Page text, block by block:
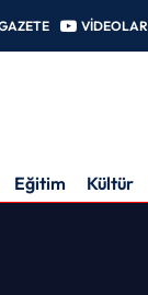
VİDEOLAR
Eğitim Kültür